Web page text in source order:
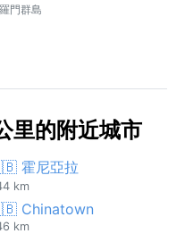
門群島
里的附近城市
霍尼亞拉
km
Chinatown
km